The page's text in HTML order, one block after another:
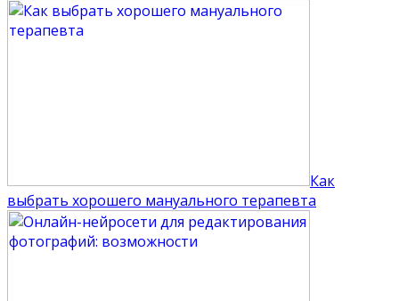
Как
выбрать хорошего мануального терапевта